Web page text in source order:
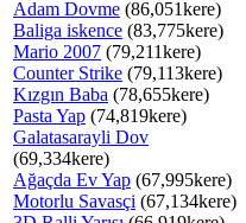
Adam Dovme (86,051kere)
Baliga iskence (83,775kere)
Mario 2007 (79,211kere)
Counter Strike (79,113kere)
Kızgın Baba (78,655kere)
Pasta Yap (74,819kere)
Galatasarayli Dov
(69,334kere)
Ağaçda Ev Yap (67,995kere)
Motorlu Savasçi (67,134kere)